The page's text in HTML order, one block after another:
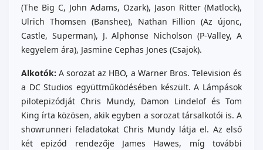
(The Big C, John Adams, Ozark), Jason Ritter (Matlock),
Ulrich Thomsen (Banshee), Nathan Fillion (Az újonc,
Castle, Superman), J. Alphonse Nicholson (P-Valley, A
kegyelem ára), Jasmine Cephas Jones (Csajok).
Alkotók:A sorozat az HBO, a Warner Bros. Television és
a DC Studios együttműködésében készült. A Lámpások
pilotepizódját Chris Mundy, Damon Lindelof és Tom
King írta közösen, akik egyben a sorozat társalkotói is. A
showrunneri feladatokat Chris Mundy látja el. Az első
két epizód rendezője James Hawes, míg további